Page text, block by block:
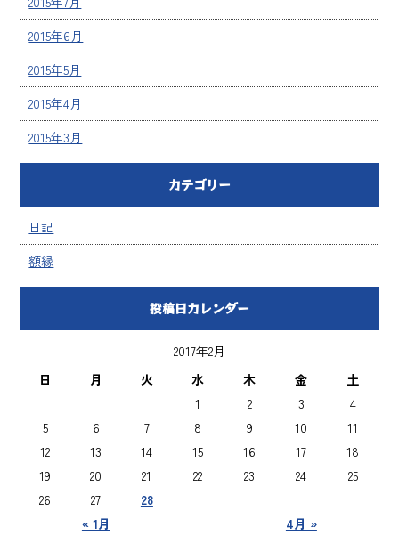
2015年6月
2015年5月
2015年4月
2015年3月
カテゴリー
日記
額縁
投稿日カレンダー
2017年2月
日
月 火 水 木 金 土
« 1月 4月 »
1 2 3
4
5
6 7 8 9 10
11
12
13 14 15 16 17
18
19
20 21 22 23 24
25
26
27 28